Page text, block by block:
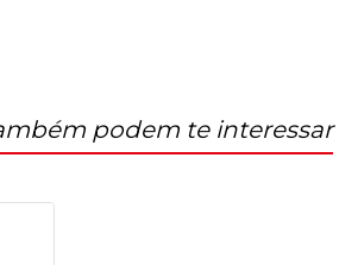
podem te interessar